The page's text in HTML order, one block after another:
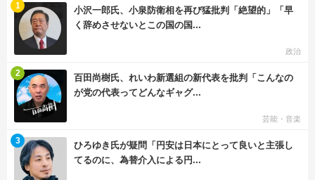
小沢一郎氏、小泉防衛相を再び猛批判「絶望的」「早
く辞めさせないとこの国の国...
政治
1
百田尚樹氏、れいわ新選組の新代表を批判「こんなの
が党の代表ってどんなギャグ...
芸能・音楽
2
ひろゆき氏が疑問「円安は日本にとって良いと主張し
てるのに、為替介入による円...
3